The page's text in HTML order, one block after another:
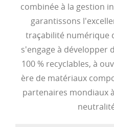
combinée à la gestion
garantissons
traçabilité numérique
s'engage à développer
100 % recyclables, à
ère de matériaux
partenaires mondiaux